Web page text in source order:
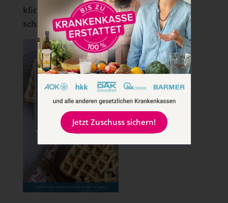
klick jetzt auf das Bild, so kommst du
schnell zu deinem Waffelbuch.
Jetzt Zuschuss sichern!